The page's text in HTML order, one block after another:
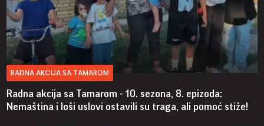
RADNA AKCIJA SA TAMAROM
Radna akcija sa Tamarom - 10. sezona, 8. epizoda:
Nemaština i loši uslovi ostavili su traga, ali pomoć stiže!